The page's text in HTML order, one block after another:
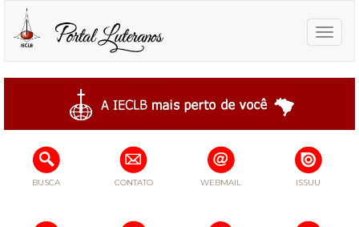
Toggle
BUSCA CONTATO WEBMAIL ISSUU